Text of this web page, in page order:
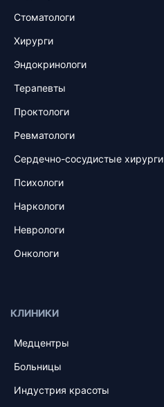
Стоматологи
Хирурги
Эндокринологи
Терапевты
Проктологи
Ревматологи
Сердечно-сосудистые хирурги
Психологи
Наркологи
Неврологи
Онкологи
КЛИНИКИ
Медцентры
Больницы
Индустрия красоты